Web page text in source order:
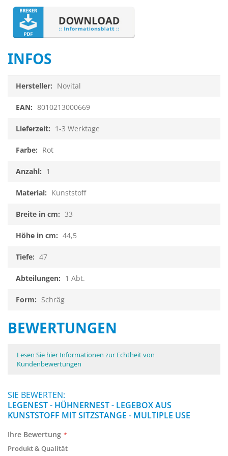
INFOS
Novital
8010213000669
1-3 Werktage
Rot
1
Kunststoff
33
44,5
47
1 Abt.
Schräg
BEWERTUNGEN
Lesen Sie hier Informationen zur Echtheit von
Kundenbewertungen
SIE BEWERTEN:
LEGENEST - HÜHNERNEST - LEGEBOX AUS
KUNSTSTOFF MIT SITZSTANGE - MULTIPLE USE
Ihre Bewertung
Produkt & Qualität